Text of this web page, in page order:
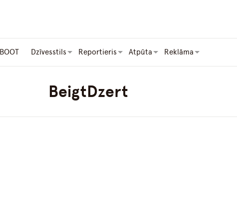
BOOT Dzīvesstils Reportieris Atpūta Reklāma
BeigtDzert